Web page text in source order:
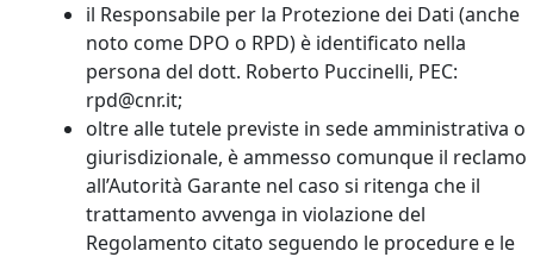
il Responsabile per la Protezione dei Dati (anche
noto come DPO o RPD) è identificato nella
persona del dott. Roberto Puccinelli, PEC:
rpd@cnr.it;
oltre alle tutele previste in sede amministrativa o
giurisdizionale, è ammesso comunque il reclamo
all’Autorità Garante nel caso si ritenga che il
trattamento avvenga in violazione del
Regolamento citato seguendo le procedure e le